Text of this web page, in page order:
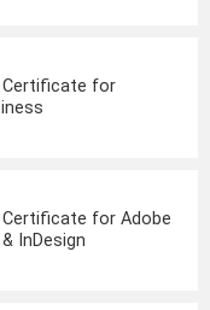
Certificate for
Certificate for Adobe
InDesign